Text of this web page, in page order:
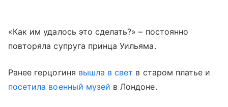
«Как им удалось это сделать?» – постоянно
повторяла супруга принца Уильяма.
Ранее герцогиня вышла в свет в старом платье и
посетила военный музей в Лондоне.